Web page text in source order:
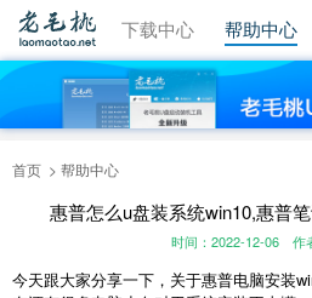
视频教程 下载中心 帮助中心
首页 帮助中心
惠普怎么u盘装系统win10,惠普
时间：2022-12-06 作
今天跟大家分享一下，关于惠普电脑安装